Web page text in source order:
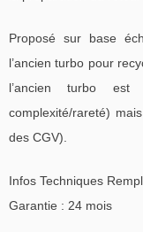
Proposé sur base
l’ancien turbo pour
l’ancien turbo est
complexité/rareté)
des CGV).
Infos Techniques
Garantie : 24 mois